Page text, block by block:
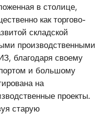
в столице,
как торгово-
складской
производственными
благодаря своему
и большому
на
проекты.
старую